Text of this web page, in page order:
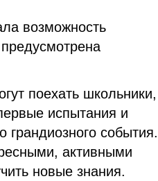
возможность
поехать школьники,
испытания и
грандиозного события.
активными
новые знания.